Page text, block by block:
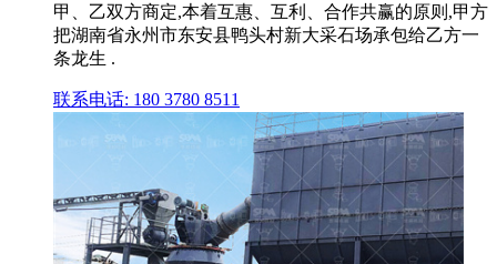
甲、乙双方商定,本着互惠、互利、合作共赢的原则,甲方
把湖南省永州市东安县鸭头村新大采石场承包给乙方一
条龙生 .
联系电话: 180 3780 8511